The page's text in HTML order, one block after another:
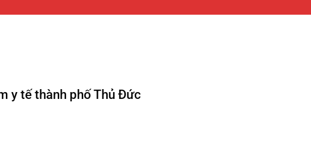
y tế thành phố Thủ Đức